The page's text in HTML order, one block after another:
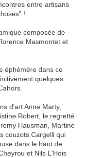
entre artisans
!
composée de
Masmontet et
éphémère dans ce
quelques
d'art Anne Marty,
Robert, le regretté
Hausman, Martine
couzots Cargelli qui
dans le haut de
et Nils L'Hois